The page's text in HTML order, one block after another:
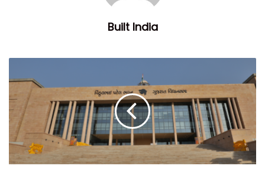
Built India